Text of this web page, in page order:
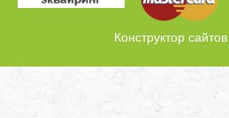
Конструктор сайтов